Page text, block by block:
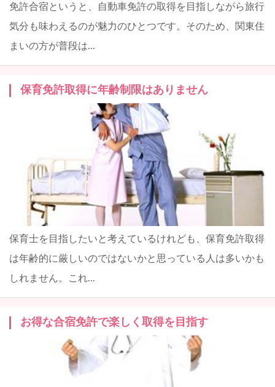
免許合宿というと、自動車免許の取得を目指しながら旅行
気分も味わえるのが魅力のひとつです。そのため、関東住
まいの方が普段は...
保育免許取得に年齢制限はありません
保育士を目指したいと考えているけれども、保育免許取得
は年齢的に厳しいのではないかと思っている人は多いかも
しれません。これ...
お得な合宿免許で楽しく取得を目指す